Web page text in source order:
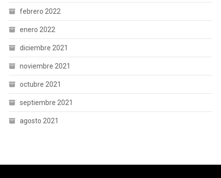
febrero 2022
enero 2022
diciembre 2021
noviembre 2021
octubre 2021
septiembre 2021
agosto 2021